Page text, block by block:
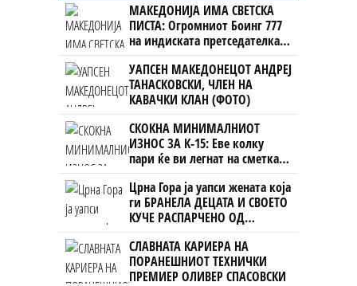
МАКЕДОНИЈА ИМА СВЕТСКА
ПИСТА: Огромниот Боинг 777
на индиската претседателка
на Меѓународниот Аеродром
Скопје
УАПСЕН МАКЕДОНЕЦОТ АНДРЕЈ
ТАНАСКОВСКИ, ЧЛЕН НА
КАВАЧКИ КЛАН (ФОТО)
СКОКНА МИНИМАЛНИОТ
ИЗНОС ЗА К-15: Еве колку
пари ќе ви легнат на сметка
годинава
Црна Гора ја уапси жената која
ги БРАНЕЛА ДЕЦАТА И СВОЕТО
КУЧЕ РАСПАРЧЕНО ОД
ШАРПЛАНИНЕЦ?!
СЛАВНАТА КАРИЕРА НА
ПОРАНЕШНИОТ ТЕХНИЧКИ
ПРЕМИЕР ОЛИВЕР СПАСОВСКИ